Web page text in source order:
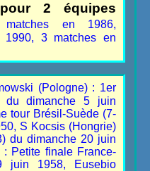
2 équipes
en 1986,
1990, 3 matches en
(Pologne) : 1er
du dimanche 5 juin
tour Brésil-Suède (7-
S Kocsis (Hongrie)
du dimanche 20 juin
: Petite finale France-
juin 1958, Eusebio